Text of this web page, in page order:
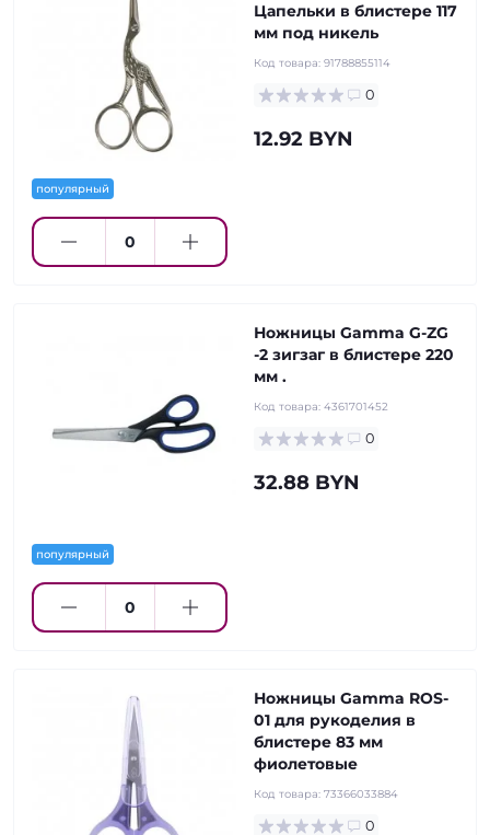
популярный
Цапельки в блистере 117
мм под никель
Код товара: 91788855114
0
12.92 BYN
популярный
Ножницы Gamma G-ZG
-2 зигзаг в блистере 220
мм .
Код товара: 4361701452
0
32.88 BYN
Ножницы Gamma ROS-
01 для рукоделия в
блистере 83 мм
фиолетовые
Код товара: 73366033884
0